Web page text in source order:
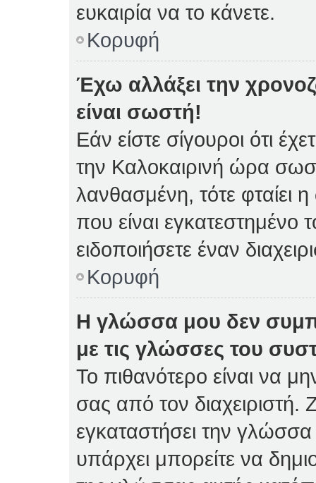
ευκαιρία να το κάνετε.
Κορυφή
Έχω αλλάξει την
είναι σωστή!
Εάν είστε σίγουροι ότι
την Καλοκαιρινή ώρα
λανθασμένη, τότε φταίει
που είναι
ειδοποιήσετε έναν
Κορυφή
Η γλώσσα μου δεν
με τις γλώσσες του
Το πιθανότερο είναι να
σας από τον διαχειριστή.
εγκαταστήσει την
υπάρχει μπορείτε να